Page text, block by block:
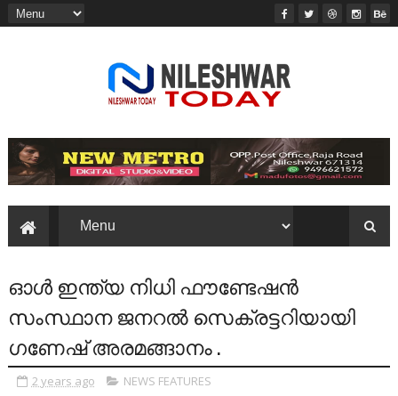
ഓൾ ഇന്ത്യ നിധി ഫൗണ്ടേഷൻ
സംസ്ഥാന ജനറൽ സെക്രട്ടറിയായി
ഗണേഷ് അരമങ്ങാനം .
2 years ago NEWS FEATURES